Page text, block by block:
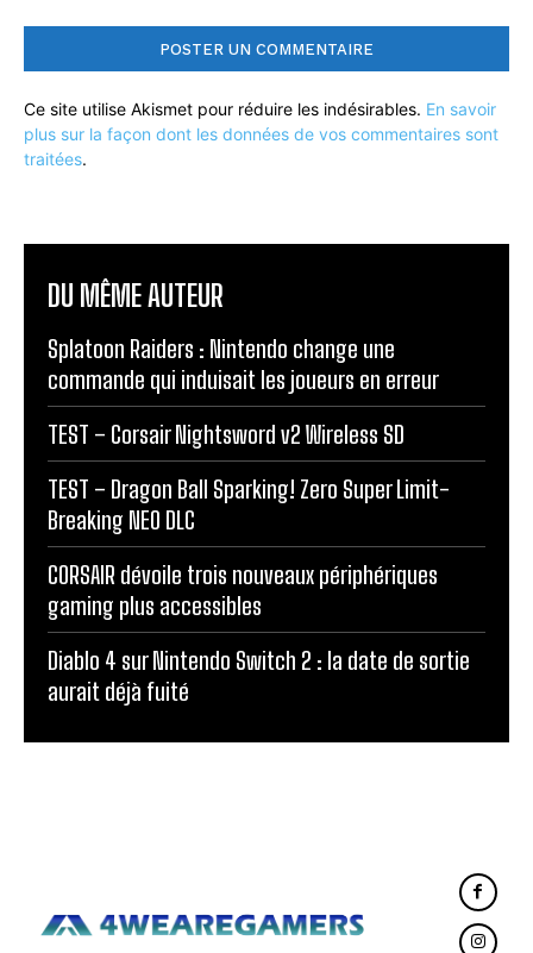
Ce site utilise Akismet pour réduire les indésirables. En savoir
plus sur la façon dont les données de vos commentaires sont
traitées.
DU MÊME AUTEUR
Splatoon Raiders : Nintendo change une
commande qui induisait les joueurs en erreur
TEST – Corsair Nightsword v2 Wireless SD
TEST – Dragon Ball Sparking! Zero Super Limit-
Breaking NEO DLC
CORSAIR dévoile trois nouveaux périphériques
gaming plus accessibles
Diablo 4 sur Nintendo Switch 2 : la date de sortie
aurait déjà fuité